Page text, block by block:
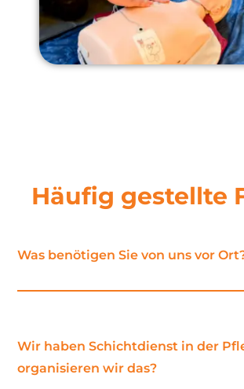
Häufig gestellte
Was benötigen Sie von uns vor
Wir haben Schichtdienst in der
organisieren wir das?